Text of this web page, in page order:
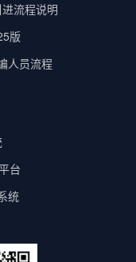
流程说明
版
人员流程
台
统